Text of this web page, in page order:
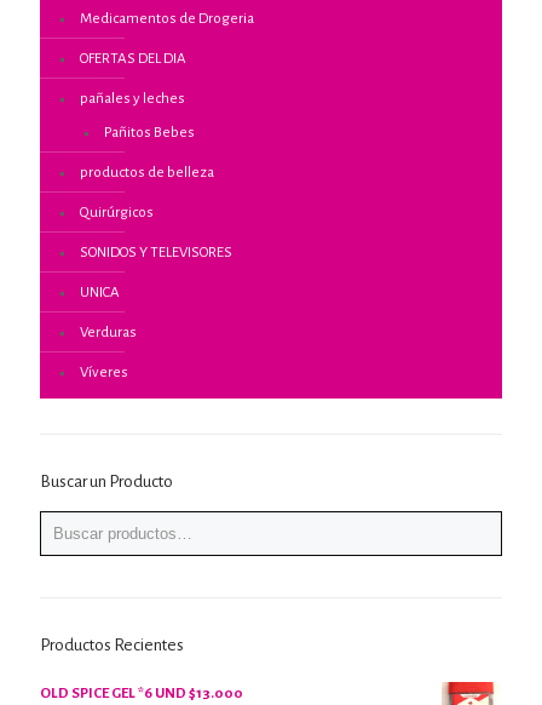
Medicamentos de Drogeria
OFERTAS DEL DIA
pañales y leches
Pañitos Bebes
productos de belleza
Quirúrgicos
SONIDOS Y TELEVISORES
UNICA
Verduras
Víveres
Buscar un Producto
Productos Recientes
OLD SPICE GEL *6 UND $13.000